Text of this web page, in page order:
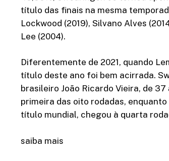
título das finais na mesma
Lockwood (2019), Silvano Alves
Lee (2004).
Diferentemente de 2021, quando
título deste ano foi bem acirrada.
brasileiro João Ricardo Vieira, de
primeira das oito rodadas,
título mundial, chegou à quarta
saiba mais